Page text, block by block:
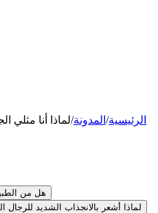
الرئيسية/ المدونة/لماذا أنا
هل من
لماذا أشعر بالانجذاب الشديد